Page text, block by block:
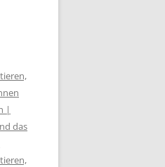
|
das